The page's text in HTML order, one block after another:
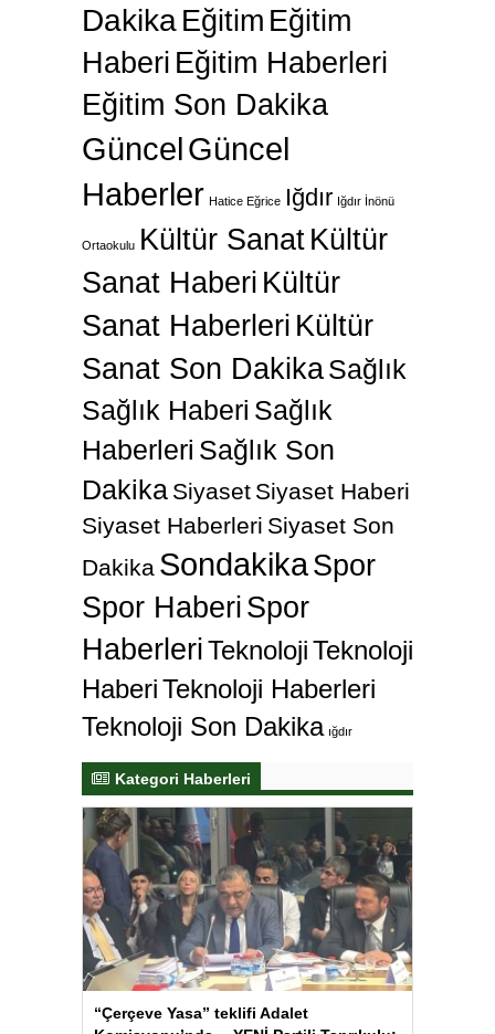
Dakika Eğitim Eğitim
Haberi Eğitim Haberleri
Eğitim Son Dakika
GüncelGüncel
Haberler Hatice Eğrice Iğdır Iğdır İnönü
Ortaokulu Kültür SanatKültür
Sanat Haberi Kültür
Sanat Haberleri Kültür
Sanat Son DakikaSağlık
Sağlık Haberi Sağlık
Haberleri Sağlık Son
Dakika Siyaset Siyaset Haberi
Siyaset Haberleri Siyaset Son
Dakika SondakikaSpor
Spor Haberi Spor
HaberleriTeknolojiTeknoloji
HaberiTeknoloji Haberleri
Teknoloji Son Dakika ığdır
Kategori Haberleri
“Çerçeve Yasa” teklifi Adalet